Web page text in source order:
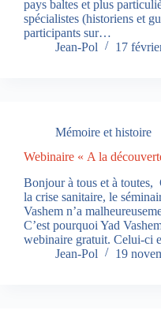
pays baltes et plus
spécialistes (historiens et
participants sur…
Jean-Pol
17
Mémoire et histoire
Webinaire « A la
Bonjour à tous et à toutes,
la crise sanitaire, le
Vashem n’a
C’est pourquoi Yad
webinaire gratuit. Celui-ci
Jean-Pol
19